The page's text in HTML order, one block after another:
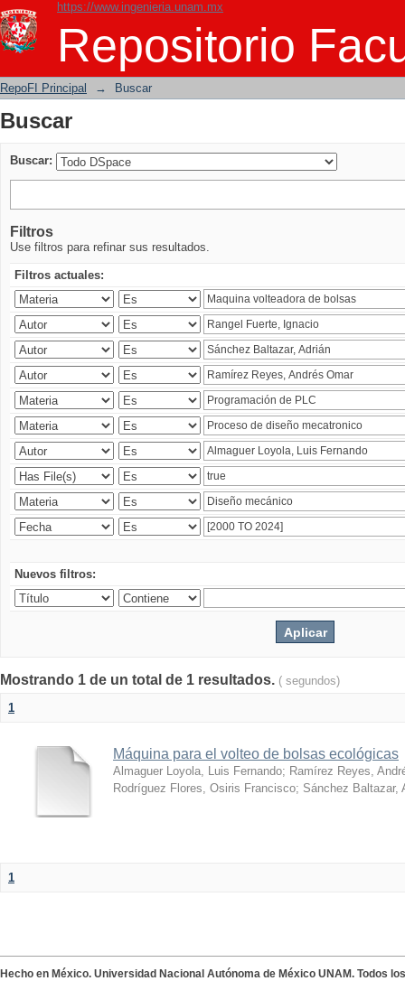
https://www.ingenieria.unam.mx
Repositorio
Buscar
RepoFI Principal → Buscar
Buscar
Buscar:
Filtros
Use filtros para refinar sus resultados.
Filtros actuales:
Nuevos filtros:
Mostrando 1 de un total de 1 resultados. ( segundos)
1
Máquina para el volteo de bolsas ecológicas
Almaguer Loyola, Luis Fernando; Ramírez Reyes,
Rodríguez Flores, Osiris Francisco; Sánchez Baltazar,
1
Hecho en México. Universidad Nacional Autónoma de México UNAM. Todos